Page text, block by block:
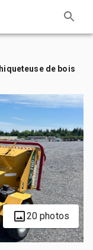
de bois
20 photos